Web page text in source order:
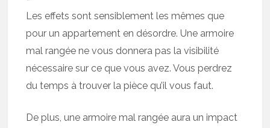
Les effets sont sensiblement les mêmes que
pour un appartement en désordre. Une armoire
mal rangée ne vous donnera pas la visibilité
nécessaire sur ce que vous avez. Vous perdrez
du temps à trouver la pièce qu’il vous faut.
De plus, une armoire mal rangée aura un impact